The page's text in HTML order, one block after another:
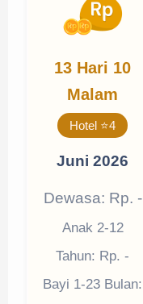
13 Hari 10
Malam
Hotel ⭐4
Juni 2026
Dewasa: Rp. -
Anak 2-12
Tahun: Rp. -
Bayi 1-23 Bulan: